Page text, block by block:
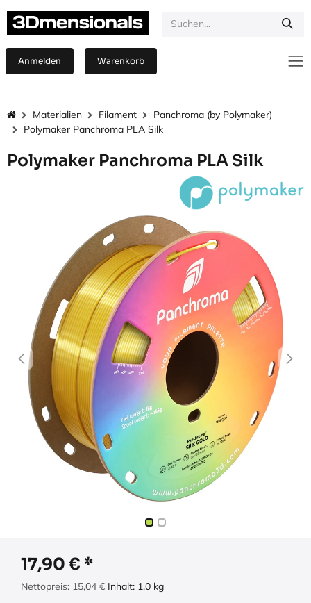
Anmelden Warenkorb
Materialien Filament
Panchroma (by Polymaker)
Polymaker Panchroma PLA Silk
Polymaker Panchroma PLA Silk
17,90 €
Nettopreis: 15,04 € Inhalt: 1.0 kg